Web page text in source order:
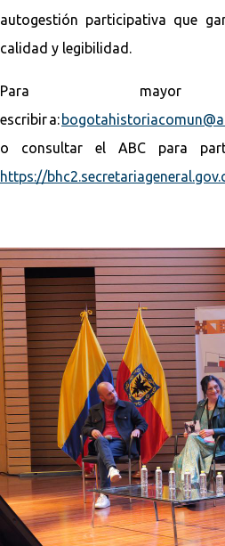
autogestión participativa que
calidad y legibilidad.
Para mayor
escribir a:
o consultar el ABC para
https://